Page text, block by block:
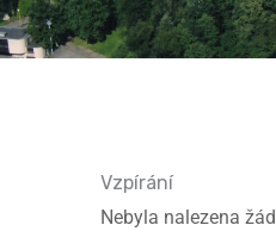
Vzpírání
Nebyla nalezena